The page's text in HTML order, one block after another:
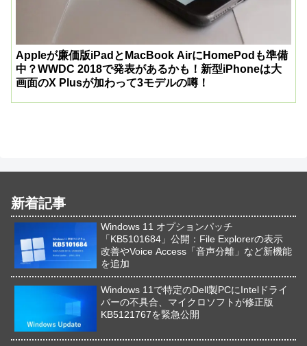
Appleが廉価版iPadとMacBook AirにHomePodも準備
中？WWDC 2018で発表があるかも！新型iPhoneは大
画面のX Plusが加わって3モデルの噂！
新着記事
Windows 11 オプションパッチ
「KB5101684」公開：File Explorerの表示
改善やVoice Access「音声分離」など新機能
を追加
Windows 11で特定のDell製PCにIntelドライ
バーの不具合、マイクロソフトが修正版
KB5121767を緊急公開